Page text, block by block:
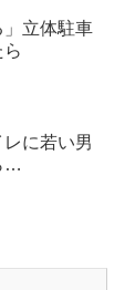
」立体駐車
レに若い男
…